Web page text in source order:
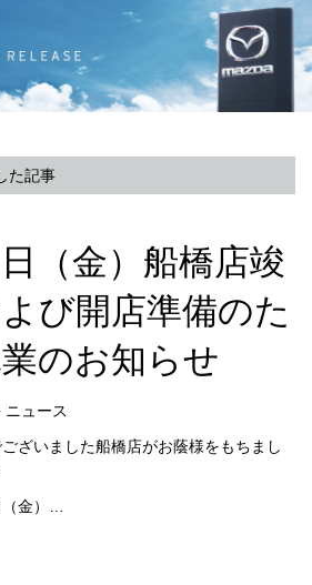
た記事
（金）船橋店竣
び開店準備のた
のお知らせ
ニュース
ざいました船橋店がお蔭様をもちまし
金）…